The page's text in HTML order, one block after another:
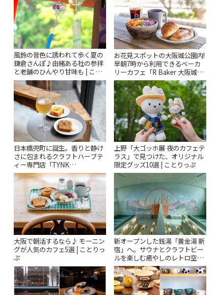
風鈴の音色に誘われて歩く夏の
鎌倉さんぽ♪由緒ある社の参拝
と老舗のひんやり甘味も | こと
りっぷ
お花見スポットの大阪城公園内!
早朝7時から利用できるベーカ
リーカフェ「R Baker 大阪城公
園店」 | ことりっぷ
日本橋兜町に誕生。香りと静け
さに包まれるクラフトハーブテ
ィー専門店「TYNK
Kabutocho」 | ことりっぷ
上野「大ゴッホ展 夜のカフェテ
ラス」で見つけた、オリジナル
限定グッズ10選 | ことりっぷ
大阪で朝活するなら♪ モーニン
グが人気のカフェ5選 | ことりっ
ぷ
新オープンした銭湯「黄金湯 新
宿」へ。サウナとクラフトビー
ルを楽しむ癒やしのレトロ空間
| ことりっぷ